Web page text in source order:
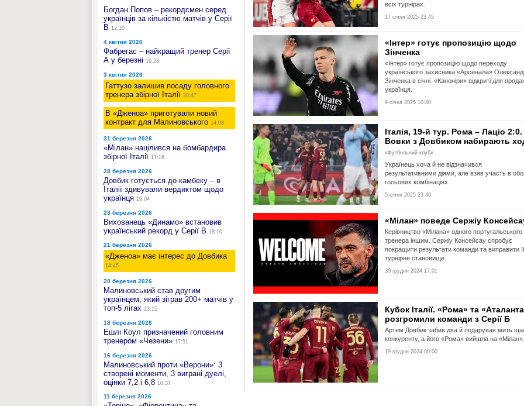
Богдан Попов – рекордсмен серед
українців за кількістю матчів у Серії
В 12:10
4 квітня 2026
Фабрегас – найкращий тренер Серії
А у березні 16:23
3 квітня 2026
Гаттузо залишив посаду головного
тренера збірної Італії 20:47
В «Дженоа» приготували новий
контракт для Малиновського 14:08
31 березня 2026
«Мілан» націлився на бомбардира
збірної Італії 17:16
28 березня 2026
Довбик готується до камбеку – в
Італії здивували вердиктом щодо
українця 19:04
23 березня 2026
Вихованець «Динамо» встановив
український рекорд у Серії В 18:10
21 березня 2026
«Дженоа» має інтерес до Довбика
14:45
20 березня 2026
Малиновський став другим
українцем, який зіграв 200+ матчів у
топ-5 лігах 23:15
18 березня 2026
Ешлі Коул призначений головним
тренером «Чезени» 17:51
16 березня 2026
Малиновський проти «Верони»: 3
створені моменти, 3 виграні дуелі,
оцінки 7,2 і 6,8 10:37
11 березня 2026
всіх турнірах.
17 січня 2025 23:45
«Інтер» готує пропозицію щодо
Зінченка
«Інтер» готує пропозицію щодо переходу
українського захисника «Арсенала»
Зінченка в січні. «Каноніри» відкриті для
українця.
9 січня 2025 10:40
Італія, 19-й тур. Рома – Лаціо 2:0.
Вовки з Довбиком набирають
«Футбольний клуб»
Українець хоча й не відзначився
результативними діями, але взяв участь в
гольових комбінаціях.
5 січня 2025 23:40
«Мілан» поведе Сержіу
Керівництво «Мілана» одного португальського
тренера іншим. Сержіу Консейсау спробує
покращити результати команди та виправити її
турнірне становище.
30 грудня 2024 17:01
Кубок Італії. «Рома» та
розгромили команди з Серії Б
Артем Довбик забив два й подарував мить
конкуренту, а його «Рома» вийшла на «Мілан».
19 грудня 2024 00:00